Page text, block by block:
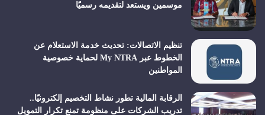
موسمين ويستعد لتقديمه رسميًا
تنظيم الاتصالات: تحديث خدمة الاستعلام عن
الخطوط عبر My NTRA لحماية خصوصية
المواطنين
الرقابة المالية تطور نشاط التخصيم إلكترونيًا..
تدريب الشركات على منظومة تمنع تكرار التمويل